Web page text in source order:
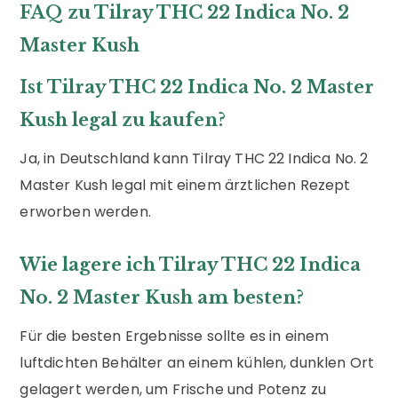
FAQ zu Tilray THC 22 Indica No. 2
Master Kush
Ist Tilray THC 22 Indica No. 2 Master
Kush legal zu kaufen?
Ja, in Deutschland kann Tilray THC 22 Indica No. 2
Master Kush legal mit einem ärztlichen Rezept
erworben werden.
Wie lagere ich Tilray THC 22 Indica
No. 2 Master Kush am besten?
Für die besten Ergebnisse sollte es in einem
luftdichten Behälter an einem kühlen, dunklen Ort
gelagert werden, um Frische und Potenz zu